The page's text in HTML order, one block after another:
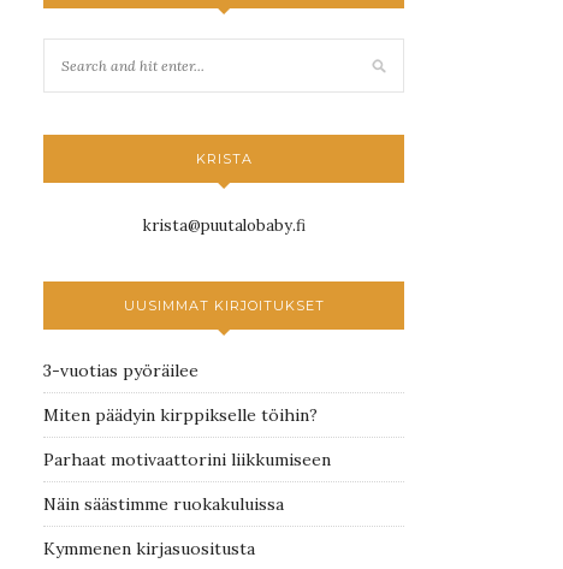
KRISTA
krista@puutalobaby.fi
UUSIMMAT KIRJOITUKSET
3-vuotias pyöräilee
Miten päädyin kirppikselle töihin?
Parhaat motivaattorini liikkumiseen
Näin säästimme ruokakuluissa
Kymmenen kirjasuositusta